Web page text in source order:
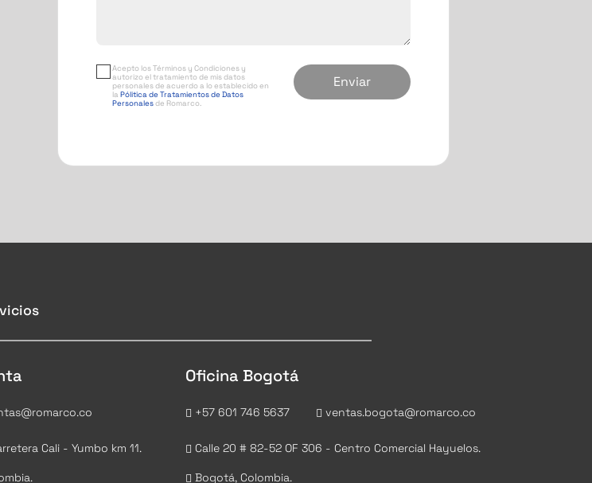
Acepto los Términos y Condiciones y
autorizo el tratamiento de mis datos
personales de acuerdo a lo establecido en
la Pólitica de Tratamientos de Datos
Personalesde Romarco.
Cali - Yumbo km 11.
Oficina Bogotá
+57 601 746 5637 ventas.bogota@romarco.co
Calle 20 # 82-52 OF 306 - Centro Comercial Hayuelos.
Bogotá, Colombia.